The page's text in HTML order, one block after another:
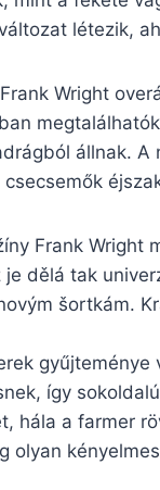
létezik,
Wright
állnak.
Frank
dělá tak
šortkám.
így
hála a farmer
olyan